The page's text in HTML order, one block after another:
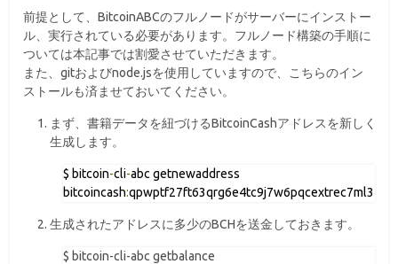
前提として、BitcoinABCのフルノードがサーバーにインストー
ル、実行されている必要があります。フルノード構築の手順に
ついては本記事では割愛させていただきます。
また、gitおよびnode.jsを使用していますので、こちらのイン
ストールも済ませておいてください。
まず、書籍データを紐づけるBitcoinCashアドレスを新しく
生成します。
$ bitcoin-cli-abc getnewaddress
bitcoincash:
生成されたアドレスに多少のBCHを送金しておきます。
$ bitcoin-cli-abc getbalance